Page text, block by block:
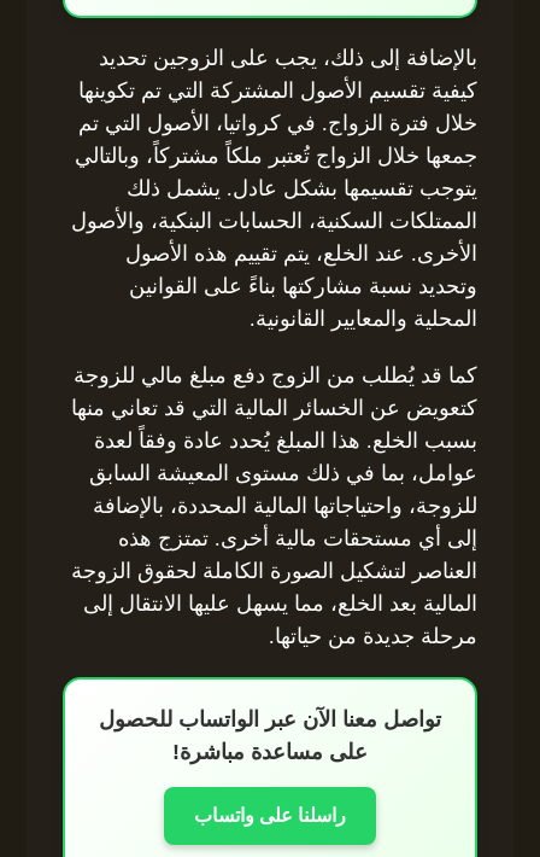
بالإضافة إلى ذلك، يجب على الزوجين تحديد
كيفية تقسيم الأصول المشتركة التي تم تكوينها
خلال فترة الزواج. في كرواتيا، الأصول التي تم
جمعها خلال الزواج تُعتبر ملكاً مشتركاً، وبالتالي
يتوجب تقسيمها بشكل عادل. يشمل ذلك
الممتلكات السكنية، الحسابات البنكية، والأصول
الأخرى. عند الخلع، يتم تقييم هذه الأصول
وتحديد نسبة مشاركتها بناءً على القوانين
المحلية والمعايير القانونية.
كما قد يُطلب من الزوج دفع مبلغ مالي للزوجة
كتعويض عن الخسائر المالية التي قد تعاني منها
بسبب الخلع. هذا المبلغ يُحدد عادة وفقاً لعدة
عوامل، بما في ذلك مستوى المعيشة السابق
للزوجة، واحتياجاتها المالية المحددة، بالإضافة
إلى أي مستحقات مالية أخرى. تمتزج هذه
العناصر لتشكيل الصورة الكاملة لحقوق الزوجة
المالية بعد الخلع، مما يسهل عليها الانتقال إلى
مرحلة جديدة من حياتها.
تواصل معنا الآن عبر الواتساب للحصول
على مساعدة مباشرة!
راسلنا على واتساب